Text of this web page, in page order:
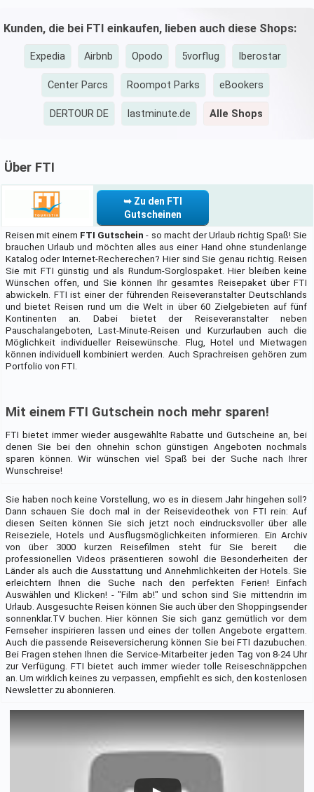
Kunden, die bei FTI einkaufen, lieben auch diese Shops:
Expedia Airbnb Opodo 5vorflug Iberostar
Center Parcs Roompot Parks eBookers
DERTOUR DE lastminute.de Alle Shops
Über FTI
➥ Zu den FTI
Gutscheinen
Reisen mit einem FTI Gutschein - so macht der Urlaub richtig Spaß! Sie
brauchen Urlaub und möchten alles aus einer Hand ohne stundenlange
Katalog oder Internet-Recherechen? Hier sind Sie genau richtig. Reisen
Sie mit FTI günstig und als Rundum-Sorglospaket. Hier bleiben keine
Wünschen offen, und Sie können Ihr gesamtes Reisepaket über FTI
abwickeln. FTI ist einer der führenden Reiseveranstalter Deutschlands
und bietet Reisen rund um die Welt in über 60 Zielgebieten auf fünf
Kontinenten an. Dabei bietet der Reiseveranstalter neben
Pauschalangeboten, Last-Minute-Reisen und Kurzurlauben auch die
Möglichkeit individueller Reisewünsche. Flug, Hotel und Mietwagen
können individuell kombiniert werden. Auch Sprachreisen gehören zum
Portfolio von FTI.
Mit einem FTI Gutschein noch mehr sparen!
FTI bietet immer wieder ausgewählte Rabatte und Gutscheine an, bei
denen Sie bei den ohnehin schon günstigen Angeboten nochmals
sparen können. Wir wünschen viel Spaß bei der Suche nach Ihrer
Wunschreise!
Sie haben noch keine Vorstellung, wo es in diesem Jahr hingehen soll?
Dann schauen Sie doch mal in der Reisevideothek von FTI rein: Auf
diesen Seiten können Sie sich jetzt noch eindrucksvoller über alle
Reiseziele, Hotels und Ausflugsmöglichkeiten informieren. Ein Archiv
von über 3000 kurzen Reisefilmen steht für Sie bereit  die
professionellen Videos präsentieren sowohl die Besonderheiten der
Länder als auch die Ausstattung und Annehmlichkeiten der Hotels. Sie
erleichtern Ihnen die Suche nach den perfekten Ferien! Einfach
Auswählen und Klicken! - "Film ab!" und schon sind Sie mittendrin im
Urlaub. Ausgesuchte Reisen können Sie auch über den Shoppingsender
sonnenklar.TV buchen. Hier können Sie sich ganz gemütlich vor dem
Fernseher inspirieren lassen und eines der tollen Angebote ergattern.
Auch die passende Reiseversicherung können Sie bei FTI dazubuchen.
Bei Fragen stehen Ihnen die Service-Mitarbeiter jeden Tag von 8-24 Uhr
zur Verfügung. FTI bietet auch immer wieder tolle Reiseschnäppchen
an. Um wirklich keines zu verpassen, empfiehlt es sich, den kostenlosen
Newsletter zu abonnieren.